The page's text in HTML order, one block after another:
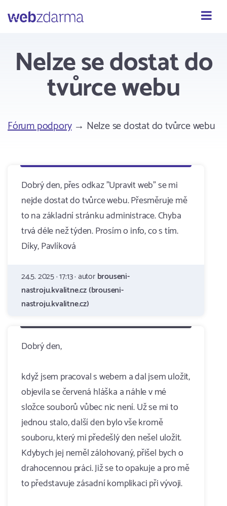
Webzdarma
Nelze se dostat do
tvůrce webu
Fórum podpory→ Nelze se dostat do tvůrce webu
Dobrý den, přes odkaz "Upravit web" se mi
nejde dostat do tvůrce webu. Přesměruje mě
to na základní stránku administrace. Chyba
trvá déle než týden. Prosím o info, co s tím.
Díky, Pavlíková
24.5. 2025 · 17:13 · autorbrouseni-
nastroju.kvalitne.cz (brouseni-
nastroju.kvalitne.cz)
Dobrý den,
když jsem pracoval s webem a dal jsem uložit,
objevila se červená hláška a náhle v mé
složce souborů vůbec nic není. Už se mi to
jednou stalo, další den bylo vše kromě
souboru, který mi předešlý den nešel uložit.
Kdybych jej neměl zálohovaný, přišel bych o
drahocennou práci. Již se to opakuje a pro mě
to představuje zásadní komplikaci při vývoji.